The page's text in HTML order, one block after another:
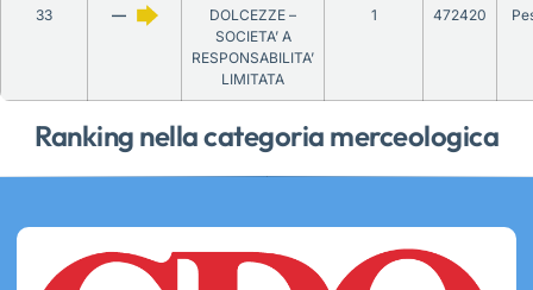
Ranking nella categoria merceologica
33 —
DOLCEZZE –
SOCIETA’ A
RESPONSABILITA’
LIMITATA
1 472420